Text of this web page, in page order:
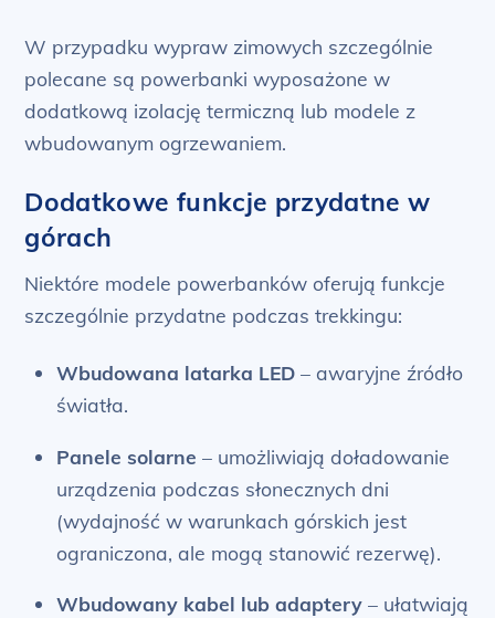
W przypadku wypraw zimowych szczególnie
polecane są powerbanki wyposażone w
dodatkową izolację termiczną lub modele z
wbudowanym ogrzewaniem.
Dodatkowe funkcje przydatne w
górach
Niektóre modele powerbanków oferują funkcje
szczególnie przydatne podczas trekkingu:
Wbudowana latarka LED– awaryjne źródło
światła.
Panele solarne – umożliwiają doładowanie
urządzenia podczas słonecznych dni
(wydajność w warunkach górskich jest
ograniczona, ale mogą stanowić rezerwę).
Wbudowany kabel lub adaptery– ułatwiają